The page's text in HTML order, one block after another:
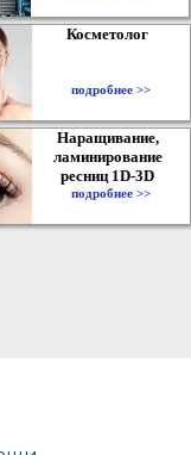
Косметолог
подробнее >>
Наращивание,
ламинирование
ресниц 1D-3D
подробнее >>